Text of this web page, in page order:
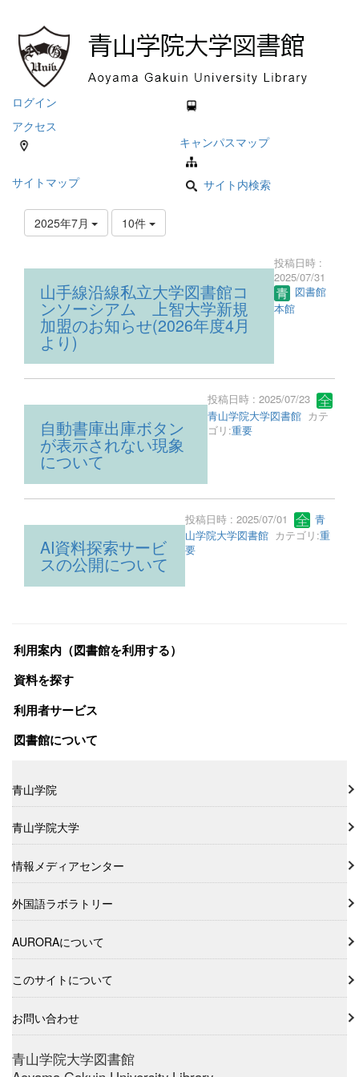
ログイン
アクセス
キャンパスマップ
サイトマップ サイト内検索
2025年7月 10件
山手線沿線私立大学図書館コ
ンソーシアム 上智大学新規
加盟のお知らせ(2026年度4月
より)
投稿日時 :
2025/07/31
図書館
本館
自動書庫出庫ボタン
が表示されない現象
について
投稿日時 : 2025/07/23
青山学院大学図書館カテ
ゴリ:重要
AI資料探索サービ
スの公開について
投稿日時 : 2025/07/01
青
山学院大学図書館カテゴリ:重
要
利用案内（図書館を利用する）
資料を探す
利用者サービス
図書館について
青山学院
青山学院大学
情報メディアセンター
外国語ラボラトリー
AURORAについて
このサイトについて
お問い合わせ
青山学院大学図書館